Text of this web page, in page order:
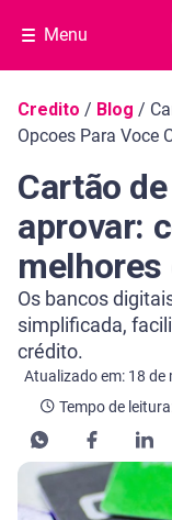
Menu
Navegação do blog
Credito / Blog /
Opcoes Para Voce
Cartão
aprovar:
melhores
Os bancos
simplificada,
crédito.
Atualizado em: 18 de
Categoria Cartão
Tempo de
Tempo de leitura: